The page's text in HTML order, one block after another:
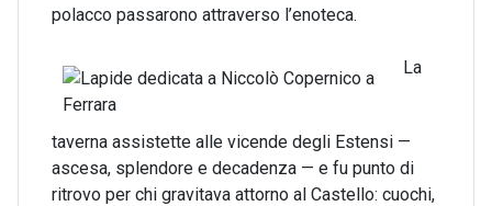
polacco passarono attraverso l’enoteca.
La
taverna assistette alle vicende degli Estensi —
ascesa, splendore e decadenza — e fu punto di
ritrovo per chi gravitava attorno al Castello: cuochi,